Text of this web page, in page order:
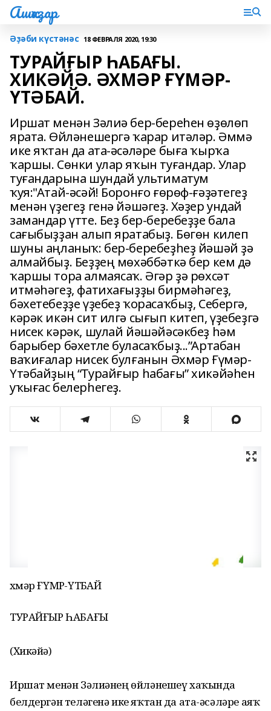
Ашҡаҙар
Әҙәби күстәнәс 18 ФЕВРАЛЯ 2020, 19:30
ТУРАЙҒЫР ҺАБАҒЫ.
ХИКӘЙӘ. ӘХМӘР ҒҮМӘР-
ҮТӘБАЙ.
Иршат менән Зәлиә бер-береһен өҙөлөп
ярата. Өйләнешергә ҡарар итәләр. Әммә
ике яҡтан да ата-әсәләре быға ҡырҡа
ҡаршы. Сөнки улар яҡын туғандар. Улар
туғандарына шундай ультиматум
ҡуя:"Атай-әсәй! Боронғо ғөрөф-ғәҙәтегеҙ
менән үҙегеҙ генә йәшәгеҙ. Хәҙер ундай
замандар үтте. Беҙ бер-беребеҙҙе бала
сағыбыҙҙан алып яратабыҙ. Бөгөн килеп
шуны аңланыҡ: бер-беребеҙһеҙ йәшәй ҙә
алмайбыҙ. Беҙҙең мөхәббәткә бер кем дә
ҡаршы тора алмаясаҡ. Әгәр ҙә рөхсәт
итмәһәгеҙ, фатихағыҙҙы бирмәһәгеҙ,
бәхетебеҙҙе үҙебеҙ ҡорасаҡбыҙ, Себергә,
кәрәк икән сит илгә сығып китеп, үҙебеҙгә
нисек кәрәк, шулай йәшәйәсәкбеҙ һәм
барыбер бәхетле буласаҡбыҙ...”Артабан
ваҡиғалар нисек булғанын Әхмәр Ғүмәр-
Үтәбайҙың “Турайғыр һабағы” хикәйәһен
уҡығас белерһегеҙ.
Әхмәр ҒҮМӘР-ҮТӘБАЙ
ТУРАЙҒЫР ҺАБАҒЫ
(Хикәйә)
Иршат менән Зәлиәнең өйләнешеү хаҡында
белдергән теләгенә ике яҡтан да ата-әсәләре аяҡ